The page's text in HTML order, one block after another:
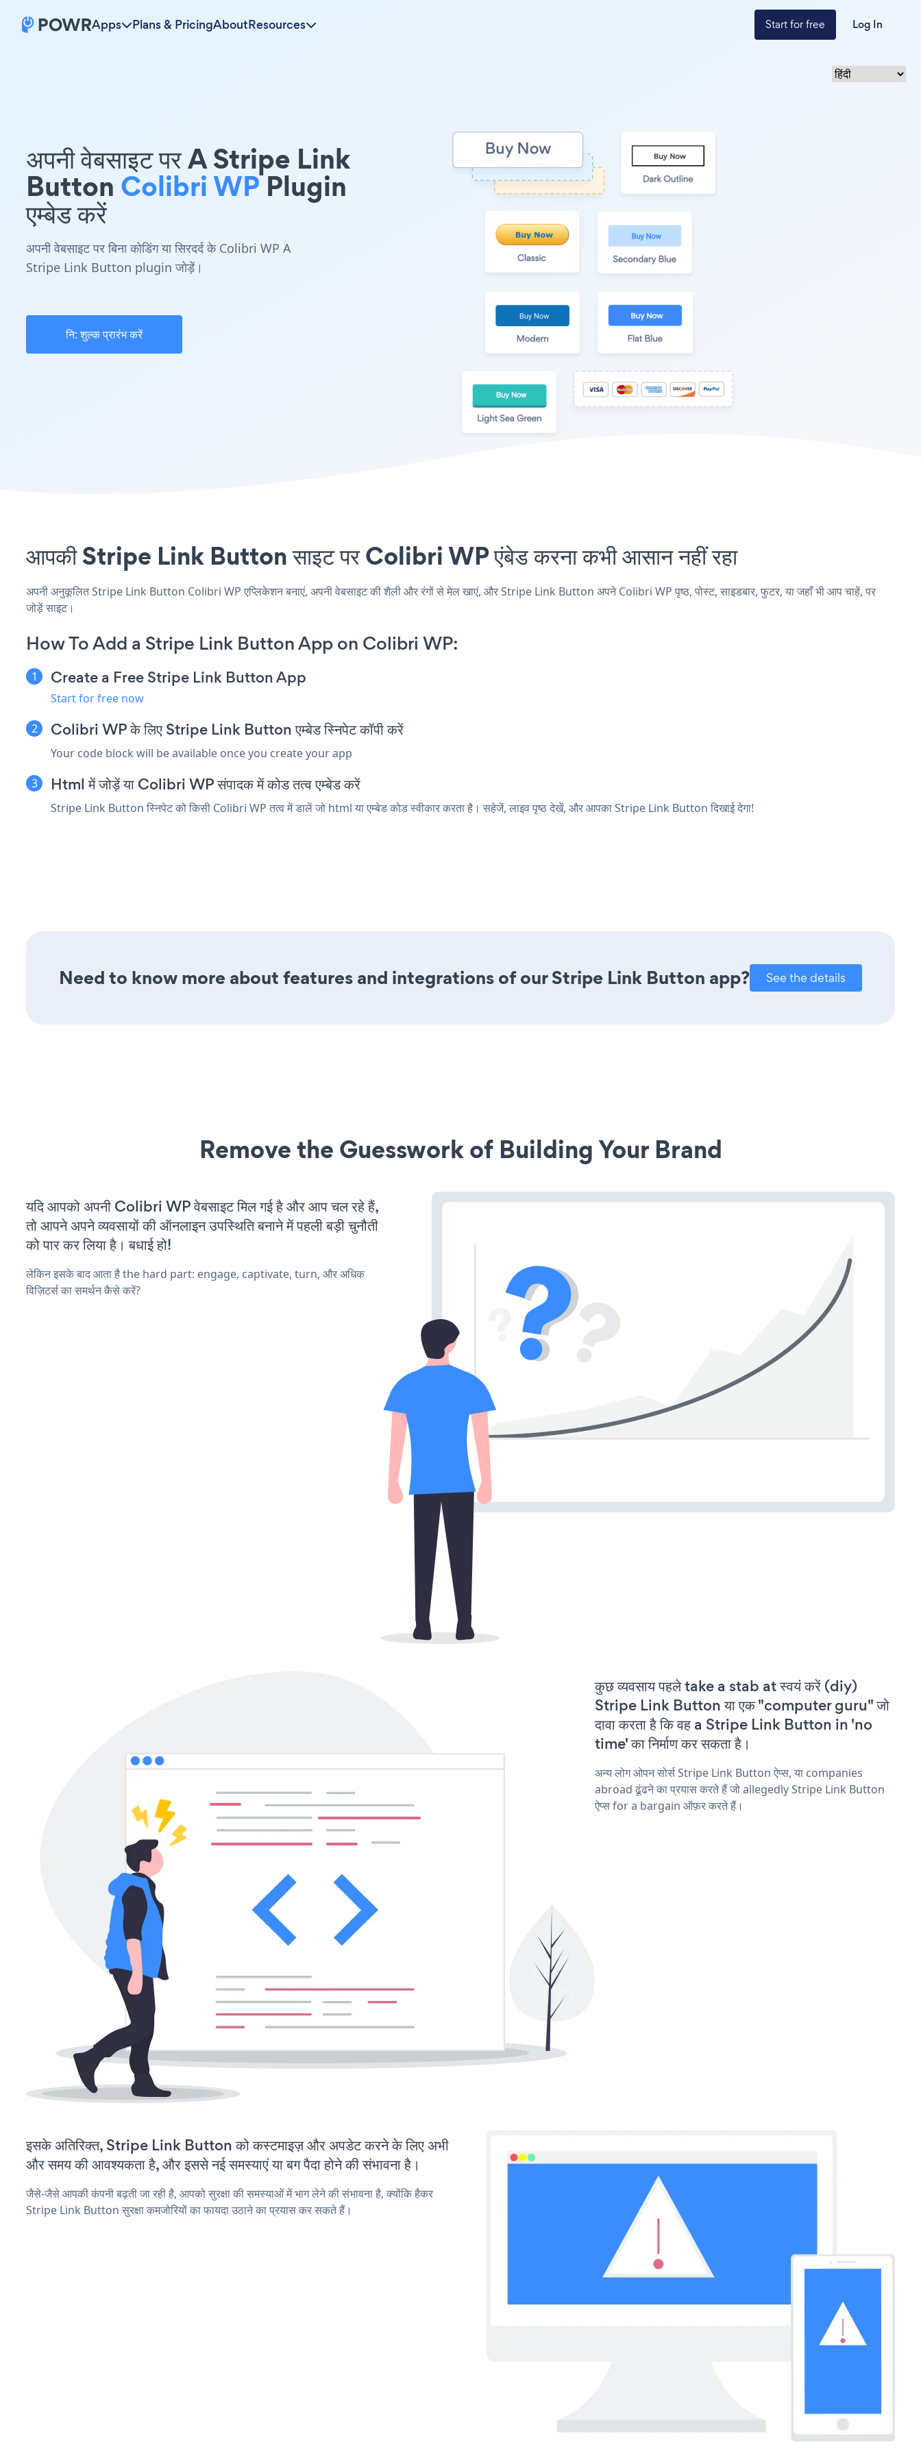
Apps Plans & PricingAboutResources Start for free Log In
अपनी वेबसाइट पर A Stripe Link
Button Colibri WPPlugin
एम्बेड करें
अपनी वेबसाइट पर बिना कोडिंग या सिरदर्द के Colibri WP A
Stripe Link Button plugin जोड़ें।
नि: शुल्क प्रारंभ करें
आपकी Stripe Link Button साइट पर Colibri WP एंबेड करना कभी आसान नहीं रहा
अपनी अनुकूलित Stripe Link Button Colibri WP एप्लिकेशन बनाएं, अपनी वेबसाइट की शैली और रंगों से मेल खाएं, और Stripe Link Button अपने Colibri WP पृष्ठ, पोस्ट, साइडबार, फुटर, या जहाँ भी आप चाहें, पर
जोड़ें साइट।
How To Add a Stripe Link Button App on Colibri WP:
Create a Free Stripe Link Button App
Start for free now
Colibri WP के लिए Stripe Link Button एम्बेड स्निपेट कॉपी करें
Your code block will be available once you create your app
Html में जोड़ें या Colibri WP संपादक में कोड तत्व एम्बेड करें
Stripe Link Button स्निपेट को किसी Colibri WP तत्व में डालें जो html या एम्बेड कोड स्वीकार करता है। सहेजें, लाइव पृष्ठ देखें, और आपका Stripe Link Button दिखाई देगा!
Need to know more about features and integrations of our Stripe Link Button app? See the details
Remove the Guesswork of Building Your Brand
यदि आपको अपनी Colibri WP वेबसाइट मिल गई है और आप चल रहे हैं,
तो आपने अपने व्यवसायों की ऑनलाइन उपस्थिति बनाने में पहली बड़ी चुनौती
को पार कर लिया है। बधाई हो!
लेकिन इसके बाद आता है the hard part: engage, captivate, turn, और अधिक
विज़िटर्स का समर्थन कैसे करें?
कुछ व्यवसाय पहले take a stab at स्वयं करें (diy)
Stripe Link Button या एक "computer guru" जो
दावा करता है कि वह a Stripe Link Button in 'no
time' का निर्माण कर सकता है।
अन्य लोग ओपन सोर्स Stripe Link Button ऐप्स, या companies
abroad ढूंढने का प्रयास करते हैं जो allegedly Stripe Link Button
ऐप्स for a bargain ऑफ़र करते हैं।
इसके अतिरिक्त, Stripe Link Button को कस्टमाइज़ और अपडेट करने के लिए अभी
और समय की आवश्यकता है, और इससे नई समस्याएं या बग पैदा होने की संभावना है।
जैसे-जैसे आपकी कंपनी बढ़ती जा रही है, आपको सुरक्षा की समस्याओं में भाग लेने की संभावना है, क्योंकि हैकर
Stripe Link Button सुरक्षा कमजोरियों का फायदा उठाने का प्रयास कर सकते हैं।